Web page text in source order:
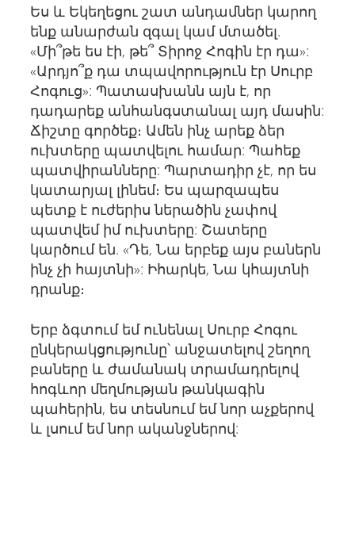
Ես և Եկեղեցու շատ անդամներ կարող
ենք անարժան զգալ կամ մտածել.
«Մի՞թե ես էի, թե՞ Տիրոջ Հոգին էր դա»:
«Արդյո՞ք դա տպավորություն էր Սուրբ
Հոգուց»: Պատասխանն այն է, որ
դադարեք անհանգստանալ այդ մասին:
Ճիշտը գործեք։ Ամեն ինչ արեք ձեր
ուխտերը պատվելու համար: Պահեք
պատվիրանները: Պարտադիր չէ, որ ես
կատարյալ լինեմ։ Ես պարզապես
պետք է ուժերիս ներածին չափով
պատվեմ իմ ուխտերը: Շատերը
կարծում են. «Դե, Նա երբեք այս բաներն
ինչ չի հայտնի»: Իհարկե, Նա կհայտնի
դրանք։
Երբ ձգտում եմ ունենալ Սուրբ Հոգու
ընկերակցությունը՝ անջատելով շեղող
բաները և ժամանակ տրամադրելով
հոգևոր մեղմության թանկագին
պահերին, ես տեսնում եմ նոր աչքերով
և լսում եմ նոր ականջներով: